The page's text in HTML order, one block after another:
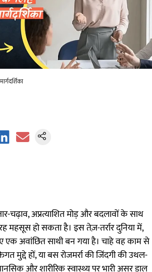
चढ़ाव, अप्रत्याशित मोड़ और बदलावों के साथ
महसूस हो सकता है। इस तेज़-तर्रार दुनिया में,
एक अवांछित साथी बन गया है। चाहे वह काम से
मुद्दे हों, या बस रोजमर्रा की जिंदगी की उथल-